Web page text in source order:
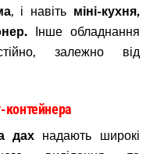
, і навіть міні-кухня,
Інше обладнання
залежно від
контейнера
дах надають широкі